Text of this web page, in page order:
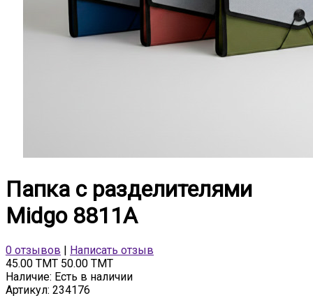
Папка с разделителями
Midgo 8811A
0 отзывов
Написать отзыв
45.00 TMT 50.00 TMT
Наличие: Есть в наличии
Артикул: 234176